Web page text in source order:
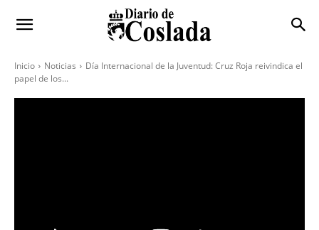
Inicio Noticias
Día Internacional de la Juventud: Cruz Roja reivindica el
papel de los...